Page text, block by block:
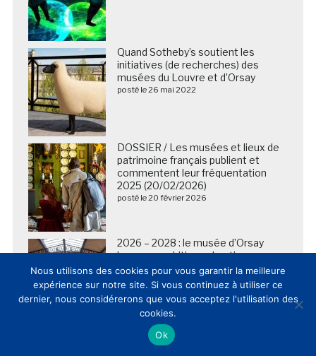
Quand Sotheby’s soutient les
initiatives (de recherches) des
musées du Louvre et d’Orsay
posté le 26 mai 2022
DOSSIER / Les musées et lieux de
patrimoine français publient et
commentent leur fréquentation
2025 (20/02/2026)
posté le 20 février 2026
2026 – 2028 : le musée d’Orsay
lance un ambitieux chantier pour
améliorer l’accueil de ses visiteurs
posté le 10 mars 2026
Nous utilisons des cookies pour vous garantir la meilleure
expérience sur notre site. Si vous continuez à utiliser ce
dernier, nous considérerons que vous acceptez l'utilisation des
cookies.
Ok